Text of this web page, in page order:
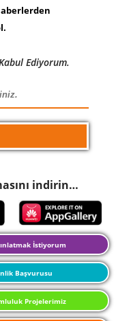
Ediyorum.
indirin…
İstiyorum
Başvurusu
Projelerimiz